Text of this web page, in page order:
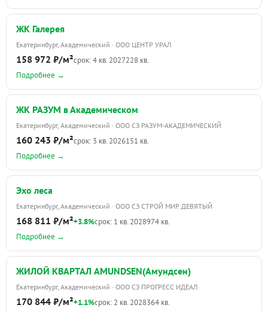
ЖК Галерея
Екатеринбург, Академический · ООО ЦЕНТР УРАЛ
158 972 ₽/м²срок: 4 кв. 2027228 кв.
Подробнее →
ЖК РАЗУМ в Академическом
Екатеринбург, Академический · ООО СЗ РАЗУМ-АКАДЕМИЧЕСКИЙ
160 243 ₽/м²срок: 3 кв. 2026151 кв.
Подробнее →
Эхо леса
Екатеринбург, Академический · ООО СЗ СТРОЙ МИР. ДЕВЯТЫЙ
168 811 ₽/м²+3.8%срок: 1 кв. 2028974 кв.
Подробнее →
ЖИЛОЙ КВАРТАЛ AMUNDSEN(Амундсен)
Екатеринбург, Академический · ООО СЗ ПРОГРЕСС ИДЕАЛ
170 844 ₽/м²+1.1%срок: 2 кв. 2028364 кв.